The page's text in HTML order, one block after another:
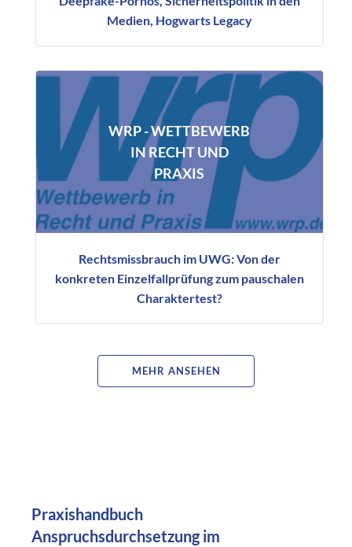
Medien, Hogwarts Legacy
WRP - WETTBEWERB
IN RECHT UND
PRAXIS
Rechtsmissbrauch im UWG: Von der
konkreten Einzelfallprüfung zum pauschalen
Charaktertest?
MEHR ANSEHEN
Praxishandbuch
Anspruchsdurchsetzung im